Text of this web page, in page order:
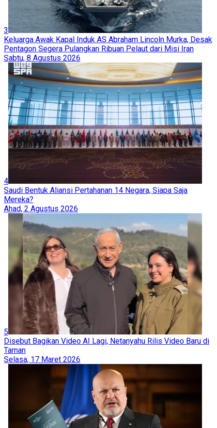
3
Keluarga Awak Kapal Induk AS Abraham Lincoln Murka, Desak
Pentagon Segera Pulangkan Ribuan Pelaut dari Misi Iran
Sabtu, 8 Agustus 2026
4
Saudi Bentuk Aliansi Pertahanan 14 Negara, Siapa Saja
Mereka?
Ahad, 2 Agustus 2026
5
Disebut Bagikan Video AI Lagi, Netanyahu Rilis Video Baru di
Taman
Selasa, 17 Maret 2026